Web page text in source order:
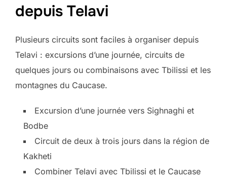
depuis Telavi
Plusieurs circuits sont faciles à organiser depuis
Telavi : excursions d’une journée, circuits de
quelques jours ou combinaisons avec Tbilissi et les
montagnes du Caucase.
Excursion d’une journée vers Sighnaghi et
Bodbe
Circuit de deux à trois jours dans la région de
Kakheti
Combiner Telavi avec Tbilissi et le Caucase